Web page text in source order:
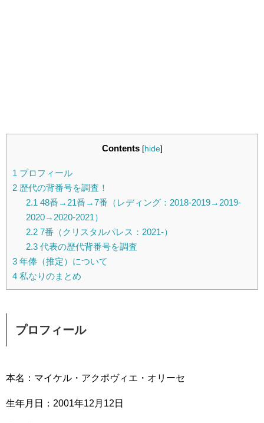
Contents [hide]
1 プロフィール
2 歴代の背番号を調査！
2.1 48番→21番→7番（レディング：2018-2019→2019-
2020→2020-2021）
2.27番（クリスタルパレス：2021-）
2.3代表の歴代背番号を調査
3 年俸（推定）について
4 私なりのまとめ
プロフィール
本名：マイケル・アクポヴィエ・オリーセ
生年月日：2001年12月12日